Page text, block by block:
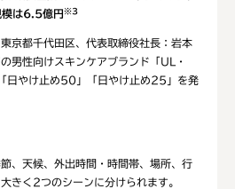
模は6.5億円※3
京都千代田区、代表取締役社長：岩本
男性向けスキンケアブランド「UL・
日やけ止め50」「日やけ止め25」を発
、天候、外出時間・時間帯、場所、行
きく2つのシーンに分けられます。